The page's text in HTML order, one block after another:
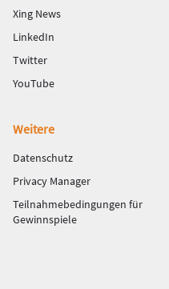
Xing News
LinkedIn
Twitter
YouTube
Weitere
Datenschutz
Privacy Manager
Teilnahmebedingungen für
Gewinnspiele